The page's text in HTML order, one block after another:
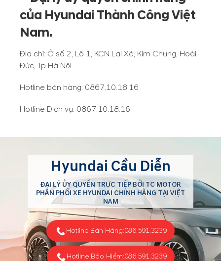
của Hyundai Thành Công Việt
Nam.
Địa chỉ: Ô số 2, Lô 1, KCN Lai Xá, Kim Chung, Hoài
Đức, Tp Hà Nội
Hotline bán hàng: 0867.10.18.16
Hotline Dịch vụ: 0867.10.18.16
Hyundai Cầu Diễn
ĐẠI LÝ ỦY QUYỀN TRỰC TIẾP BỞI TC MOTOR
PHÂN PHỐI XE HYUNDAI CHÍNH HÃNG TẠI VIỆT
NAM
Hotline Bán Hàng:086.591.3239
Hotline Bảo Hiểm:086.591.3239